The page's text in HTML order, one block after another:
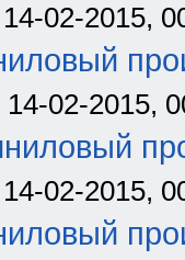
02-2015,
02-2015,
02-2015,